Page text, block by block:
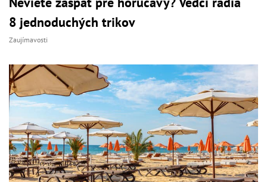
8 jednoduchých trikov
Zaujímavosti